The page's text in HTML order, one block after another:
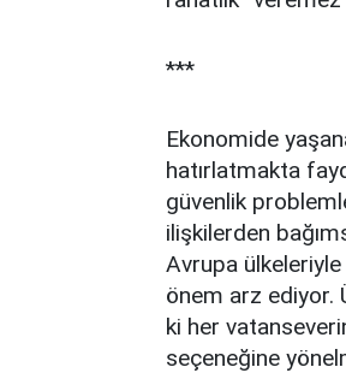
***
Ekonomide
hatırlatmakta
güvenlik
ilişkilerden
Avrupa
önem arz ediyor.
ki her
seçeneğine